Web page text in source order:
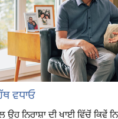
ਵਧਾਓ
ਉਹ ਨਿਰਾਸ਼ਾ ਦੀ ਖਾਈ ਵਿੱਚੋਂ ਕਿਵੇਂ